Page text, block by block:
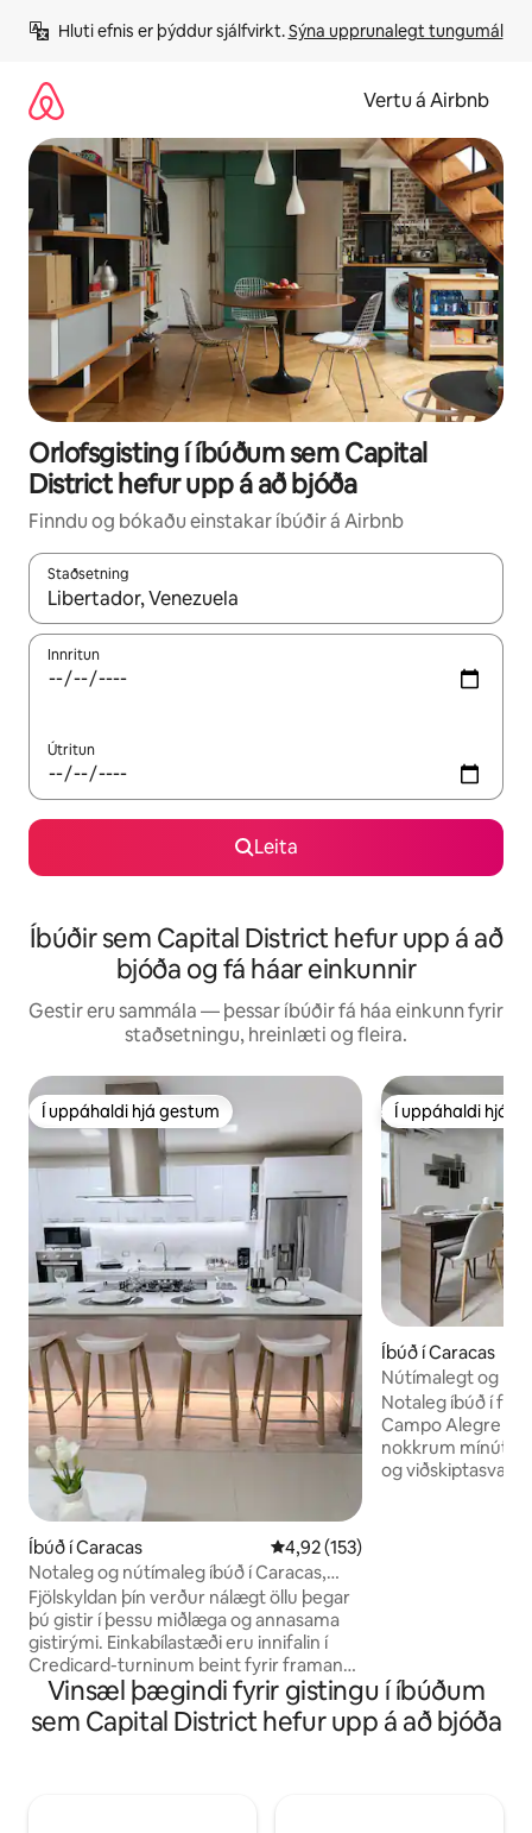
beint
Hluti efnis er þýddur sjálfvirkt. Sýna upprunalegt tungumál
Vertu á Airbnb
Orlofsgisting í íbúðum sem Capital
District hefur upp á að bjóða
Finndu og bókaðu einstakar íbúðir á Airbnb
Staðsetning
Þegar niðurstöður liggja fyrir skaltu nota upp og niður
Innritun
Útritun
Leita
Íbúðir sem Capital District hefur upp á að
bjóða og fá háar einkunnir
Gestir eru sammála — þessar íbúðir fá háa einkunn fyrir
staðsetningu, hreinlæti og fleira.
Í uppáhaldi hjá gestum
Í uppáhaldi hjá gestum
Íbúð í Caracas 4,92 af 5 í meðaleinkunn, 153
4,92 (153)
Notaleg og nútímaleg íbúð í Caracas,
chacao
Fjölskyldan þín verður nálægt öllu þegar
þú gistir í þessu miðlæga og annasama
gistirými. Einkabílastæði eru innifalin í
Credicard-turninum beint fyrir framan
gististaðinn, hinum megin við götuna, og
eru opin frá kl. 06:00 til 21:00, en lokuð á
sunnudögum og frídögum. Sjálfstætt
Í uppáhaldi hjá
Í uppáhaldi hjá
Íbúð í Caracas
Nútímalegt og
Notaleg íbúð í
Campo Alegre í
nokkrum
og
2 metrum.
Vinsæl þægindi fyrir gistingu í íbúðum
sem Capital District hefur upp á að bjóða